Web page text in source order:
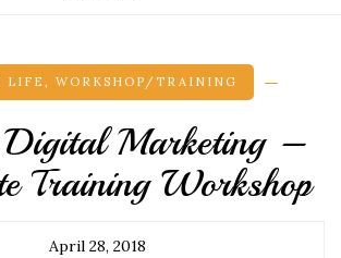
LIFE , WORKSHOP/TRAINING
Marketing –
Training Workshop
April 28, 2018